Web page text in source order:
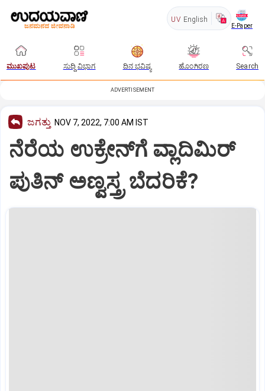
UV English
E-Paper
ಮುಖಪುಟ ಸುದ್ದಿ ವಿಭಾಗ ದಿನ ಭವಿಷ್ಯ ಹೊಂಗಿರಣ Search
ADVERTISEMENT
ಜಗತ್ತು NOV 7, 2022, 7:00 AM IST
ನೆರೆಯ ಉಕ್ರೇನ್‌ಗೆ ವ್ಲಾದಿಮಿರ್‌
ಪುತಿನ್‌ ಅಣ್ವಸ್ತ್ರ ಬೆದರಿಕೆ?